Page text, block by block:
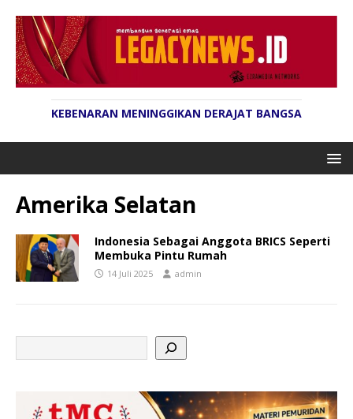
KEBENARAN MENINGGIKAN DERAJAT BANGSA
Amerika Selatan
Indonesia Sebagai Anggota BRICS Seperti
Membuka Pintu Rumah
14 Juli 2025 admin